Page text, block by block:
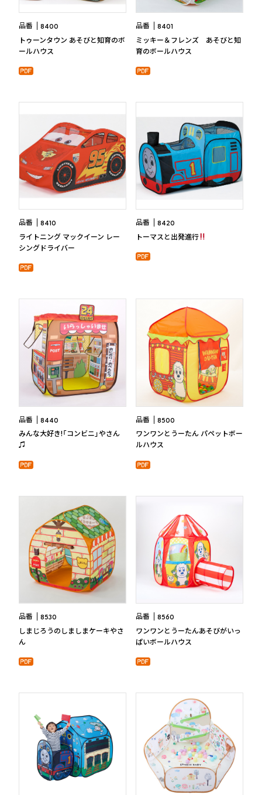
品番 8400
トゥーンタウン あそびと知育のボ
ールハウス
品番 8401
ミッキー＆フレンズ あそびと知
育のボールハウス
品番 8410
ライトニング マックイーン レー
シングドライバー
品番 8420
トーマスと出発進行
品番 8440
みんな大好き!「コンビニ」やさん
♫
品番 8500
ワンワンとうーたん パペットボー
ルハウス
品番 8530
しまじろうのしましまケーキやさ
ん
品番 8560
ワンワンとうーたんあそびがいっ
ぱいボールハウス
こどものりもの・遊具を通して、
お子様の健やかな成長を応援します。